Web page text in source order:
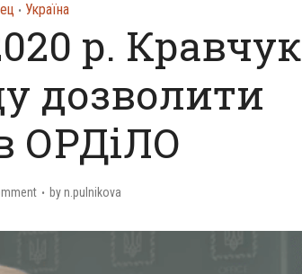
• Україна
р. Кравчук
дозволити
ОРДіЛО
byn.pulnikova